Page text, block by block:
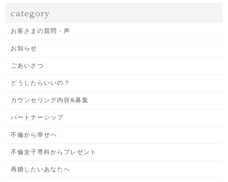
category
お客さまの質問・声
お知らせ
ごあいさつ
どうしたらいいの？
カウンセリング内容&募集
パートナーシップ
不倫から幸せへ
不倫女子専科からプレゼント
再婚したいあなたへ